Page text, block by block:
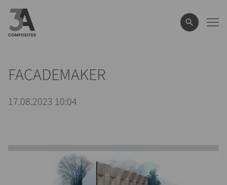
el
término
de
FACADEMAKER
17.08.2023 10:04